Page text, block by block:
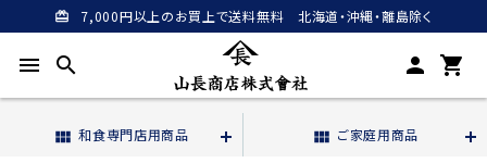
card_giftcard 7,000円以上のお買上で送料無料 北海道・沖縄・離島除く
menu search person shopping_cart
view_module 和食専門店用商品 view_module ご家庭用商品